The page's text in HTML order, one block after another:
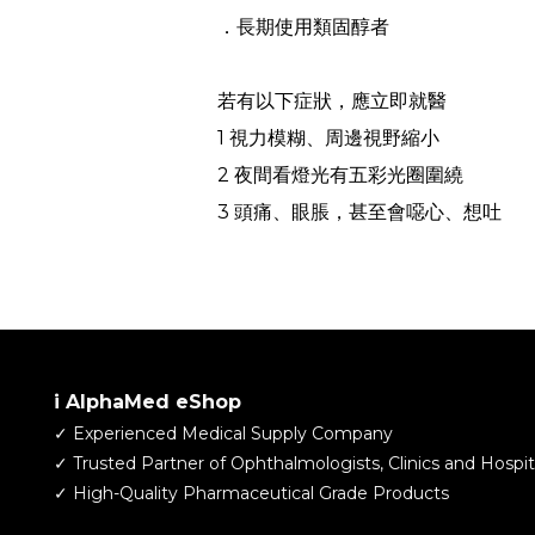
．長期使用類固醇者
若有以下症狀，應立即就醫
1 視力模糊、周邊視野縮小
2 夜間看燈光有五彩光圈圍繞
3 頭痛、眼脹，甚至會噁心、想吐
i AlphaMed eShop
✓ Experienced Medical Supply Company
​✓ Trusted Partner of Ophthalmologists, Clinics and
✓ High-Quality Pharmaceutical Grade Products